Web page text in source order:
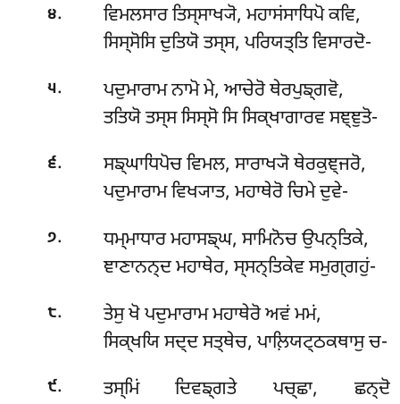
੪.
ਵਿਮਲਸਾਰ ਤਿਸ੍ਸਾਖ੍ਯੋ, ਮਹਾਸਂਸਾਧਿਪੋ ਕਵਿ,
ਸਿਸ੍ਸੋਸਿ ਦੁਤਿਯੋ ਤਸ੍ਸ, ਪਰਿਯਤ੍ਤਿ ਵਿਸਾਰਦੋ-
੫.
ਪਦੁਮਾਰਾਮ ਨਾਮੋ ਮੇ, ਆਚੇਰੋ ਥੇਰਪੁਙ੍ਗਵੋ,
ਤਤਿਯੋ ਤਸ੍ਸ ਸਿਸ੍ਸੋ ਸਿ ਸਿਕ੍ਖਾਗਾਰਵ ਸਞ੍ਞੁਤੋ-
੬.
ਸਙ੍ਘਾਧਿਪੋਚ ਵਿਮਲ, ਸਾਰਾਖ੍ਯੋ ਥੇਰਕੁਞ੍ਜਰੋ,
ਪਦੁਮਾਰਾਮ ਵਿਖ੍ਯਾਤ, ਮਹਾਥੇਰੋ ਚਿਮੇ ਦੁਵੇ-
੭.
ਧਮ੍ਮਾਧਾਰ ਮਹਾਸਙ੍ਘ, ਸਾਮਿਨੋਚ ਉਪਨ੍ਤਿਕੇ,
ਞਾਣਾਨਨ੍ਦ ਮਹਾਥੇਰ, ਸ੍ਸਨ੍ਤਿਕੇਵ ਸਮੁਗ੍ਗਹੁਂ-
੮.
ਤੇਸੁ ਖੋ ਪਦੁਮਾਰਾਮ ਮਹਾਥੇਰੋ ਅਵਂ ਮਮਂ,
ਸਿਕ੍ਖਯਿ ਸਦ੍ਦ ਸਤ੍ਥੇਚ, ਪਾਲ਼ਿਯਟ੍ਠਕਥਾਸੁ ਚ-
੯.
ਤਸ੍ਮਿਂ ਦਿਵਙ੍ਗਤੇ ਪਚ੍ਛਾ, ਛਨ੍ਦੋ